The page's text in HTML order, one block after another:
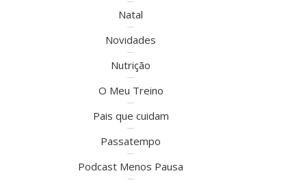
Natal
Novidades
Nutrição
O Meu Treino
Pais que cuidam
Passatempo
Podcast Menos Pausa